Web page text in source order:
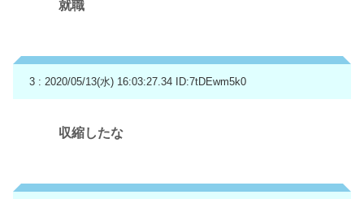
就職
3 : 2020/05/13(水) 16:03:27.34 ID:7tDEwm5k0
収縮したな